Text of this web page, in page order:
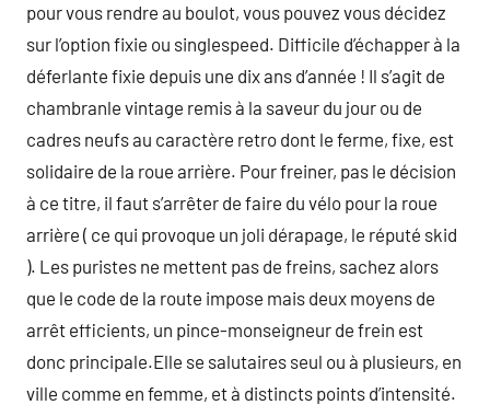
pour vous rendre au boulot, vous pouvez vous décidez
sur l’option fixie ou singlespeed. Difficile d’échapper à la
déferlante fixie depuis une dix ans d’année ! Il s’agit de
chambranle vintage remis à la saveur du jour ou de
cadres neufs au caractère retro dont le ferme, fixe, est
solidaire de la roue arrière. Pour freiner, pas le décision
à ce titre, il faut s’arrêter de faire du vélo pour la roue
arrière ( ce qui provoque un joli dérapage, le réputé skid
). Les puristes ne mettent pas de freins, sachez alors
que le code de la route impose mais deux moyens de
arrêt efficients, un pince-monseigneur de frein est
donc principale.Elle se salutaires seul ou à plusieurs, en
ville comme en femme, et à distincts points d’intensité.